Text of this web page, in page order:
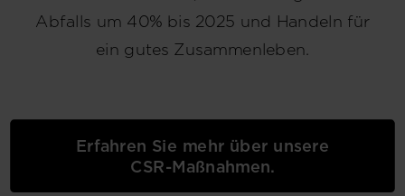
Abfalls um 40% bis 2025 und Handeln für
ein gutes Zusammenleben.
Erfahren Sie mehr über unsere
CSR-Maßnahmen.